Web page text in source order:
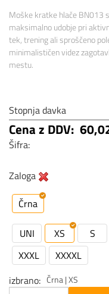
Moške kratke hlače BN013
maksimalno udobje pri
tek, trening ali sproščeno
minimalističen videz
mestu.
Stopnja davka
Cena z DDV:
Šifra:
Zaloga
Črna
UNI XS S
XXXL
XXXXL
izbrano
Črna | XS